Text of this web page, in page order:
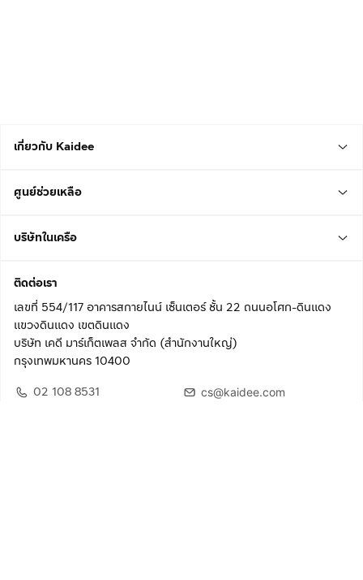
เกี่ยวกับ Kaidee
ศูนย์ช่วยเหลือ
บริษัทในเครือ
ติดต่อเรา
เลขที่ 554/117 อาคารสกายไนน์ เซ็นเตอร์ ชั้น 22 ถนนอโศก-ดินแดง
แขวงดินแดง เขตดินแดง
บริษัท เคดี มาร์เก็ตเพลส จำกัด (สำนักงานใหญ่)
กรุงเทพมหานคร 10400
02 108 8531
cs@kaidee.com